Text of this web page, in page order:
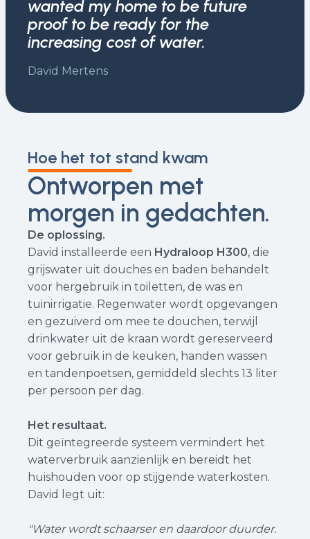
wanted my home to be future
proof to be ready for the
increasing cost of water.
David Mertens
Hoe het tot stand kwam
Ontworpen met
morgen in gedachten.
De oplossing.
David installeerde een Hydraloop H300, die
grijswater uit douches en baden behandelt
voor hergebruik in toiletten, de was en
tuinirrigatie. Regenwater wordt opgevangen
en gezuiverd om mee te douchen, terwijl
drinkwater uit de kraan wordt gereserveerd
voor gebruik in de keuken, handen wassen
en tandenpoetsen, gemiddeld slechts 13 liter
per persoon per dag.
Het resultaat.
Dit geïntegreerde systeem vermindert het
waterverbruik aanzienlijk en bereidt het
huishouden voor op stijgende waterkosten.
David legt uit:
"Water wordt schaarser en daardoor duurder.